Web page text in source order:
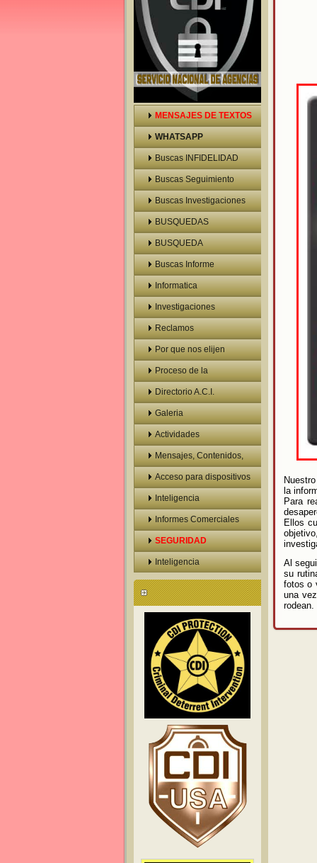
MENSAJES DE TEXTOS
WHATSAPP
Buscas INFIDELIDAD
Buscas Seguimiento
Buscas Investigaciones
BUSQUEDAS
BUSQUEDA
VEHICULOS
Buscas Informe
Prelaboral
Informatica
Investigaciones
Reclamos
Por que nos elijen
Proceso de la
Investigacion
Directorio A.C.I.
Galeria
Actividades
Confidenciales
Mensajes, Contenidos,
Mails
Acceso para dispositivos
moviles
Inteligencia
Informes Comerciales
Personales
SEGURIDAD
Inteligencia
la
Para
Ellos
Al
su
fotos o
una
rodean.